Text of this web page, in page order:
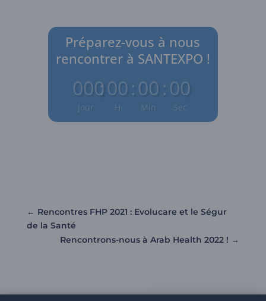
Préparez-vous à nous
rencontrer à SANTEXPO !
000
Jour
:00
H
:00
Min
:00
Sec
← Rencontres FHP 2021 : Evolucare et le Ségur
de la Santé
Rencontrons-nous à Arab Health 2022 ! →